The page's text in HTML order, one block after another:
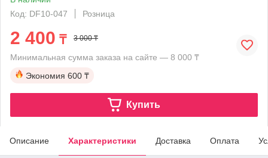
Код: DF10-047
Розница
2 400 ₸ 3 000 ₸
Минимальная сумма заказа на сайте — 8 000 ₸
Экономия 600 ₸
Купить
Описание Характеристики Доставка Оплата